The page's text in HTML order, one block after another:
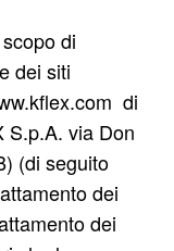
di
dei siti
di
S.p.A. via Don
(di seguito
dei
dei